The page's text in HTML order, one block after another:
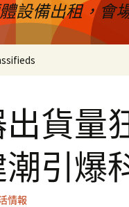
設備出租，會
貨量
引爆
情報